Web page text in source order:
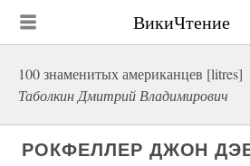
ВикиЧтение
100 знаменитых американцев [litres]
Таболкин Дмитрий Владимирович
РОКФЕЛЛЕР ДЖОН